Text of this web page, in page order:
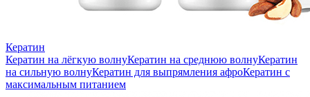
Кератин
Кератин на лёгкую волнуКератин на среднюю волнуКератин
на сильную волнуКератин для выпрямления афроКератин с
максимальным питанием